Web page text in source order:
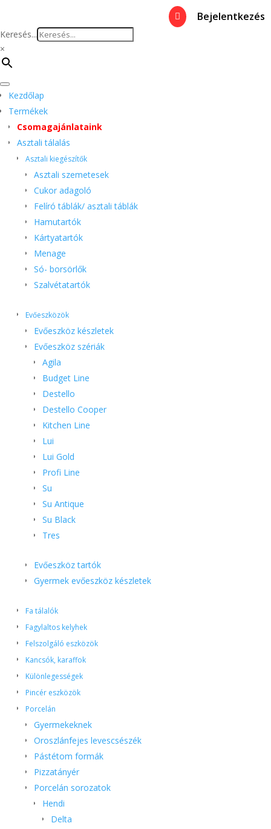
 Bejelentkezés
Keresés...
×
Kezdőlap
Termékek
Csomagajánlataink
Asztali tálalás
Asztali kiegészítők
Asztali szemetesek
Cukor adagoló
Felíró táblák/ asztali táblák
Hamutartók
Kártyatartók
Menage
Só- borsörlők
Szalvétatartók
Evőeszközök
Evőeszköz készletek
Evőeszköz szériák
Agila
Budget Line
Destello
Destello Cooper
Kitchen Line
Lui
Lui Gold
Profi Line
Su
Su Antique
Su Black
Tres
Evőeszköz tartók
Gyermek evőeszköz készletek
Fa tálalók
Fagylaltos kelyhek
Felszolgáló eszközök
Kancsók, karaffok
Különlegességek
Pincér eszközök
Porcelán
Gyermekeknek
Oroszlánfejes levescsészék
Pástétom formák
Pizzatányér
Porcelán sorozatok
Hendi
Delta